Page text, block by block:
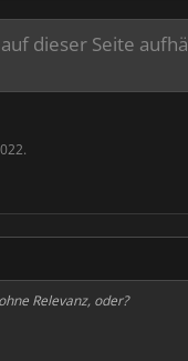
dieser Seite
.
Relevanz, oder?